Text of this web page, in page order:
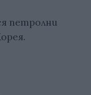
петролни